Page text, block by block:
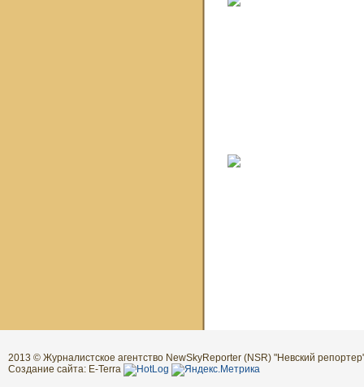
2013 © Журналистское агентство NewSkyReporter (NSR) "Невский
Создание сайта: E-Terra